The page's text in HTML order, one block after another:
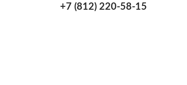
+7 (812) 220-58-15